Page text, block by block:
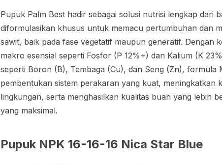
Pupuk Palm Best hadir sebagai solusi nutrisi lengkap dari
diformulasikan khusus untuk memacu pertumbuhan dan
sawit, baik pada fase vegetatif maupun generatif. Dengan
makro esensial seperti Fosfor (P 12%+) dan Kalium (K
seperti Boron (B), Tembaga (Cu), dan Seng (Zn),
pembentukan sistem perakaran yang kuat, meningkatkan
lingkungan, serta menghasilkan kualitas buah yang lebih
yang maksimal.
Pupuk NPK 16-16-16 Nica Star Blue